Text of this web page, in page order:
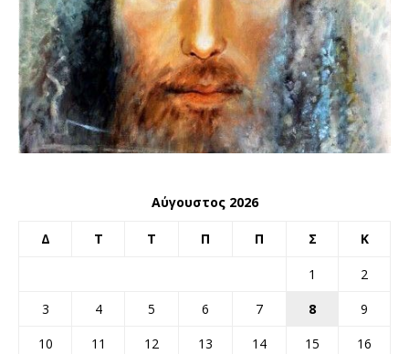
Αύγουστος 2026
Δ Τ Τ Π Π Σ Κ
1
2
3
4 5 6 7 8
9
10
11 12 13 14 15
16